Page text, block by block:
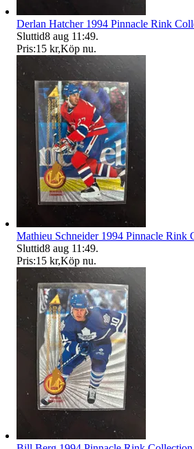
Derlan Hatcher 1994 Pinnacle Rink
Sluttid8 aug 11:49.
Pris:15 kr,Köp nu.
Mathieu Schneider 1994 Pinnacle Rink
Sluttid8 aug 11:49.
Pris:15 kr,Köp nu.